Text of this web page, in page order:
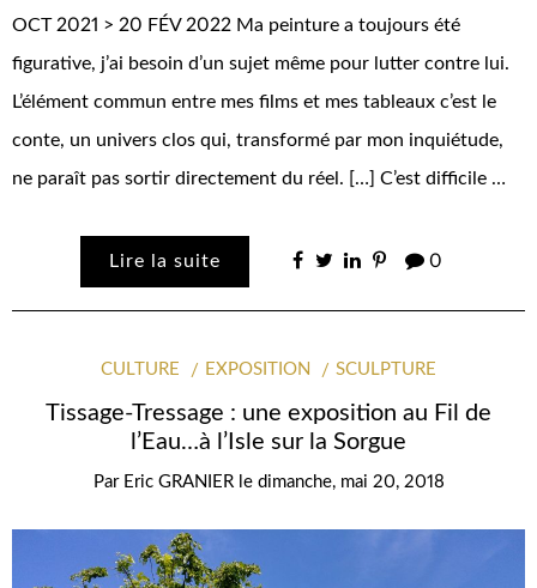
OCT 2021 > 20 FÉV 2022 Ma peinture a toujours été
figurative, j’ai besoin d’un sujet même pour lutter contre lui.
L’élément commun entre mes films et mes tableaux c’est le
conte, un univers clos qui, transformé par mon inquiétude,
ne paraît pas sortir directement du réel. […] C’est difficile …
Lire la suite 0
CULTURE EXPOSITION SCULPTURE
Tissage-Tressage : une exposition au Fil de
l’Eau…à l’Isle sur la Sorgue
Par Eric GRANIER le dimanche, mai 20, 2018